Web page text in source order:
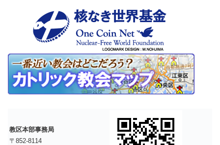
教区本部事務局
〒852-8114